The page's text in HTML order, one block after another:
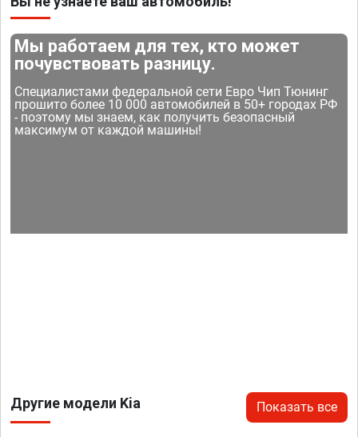
Мы работаем для тех, кто может
почувствовать разницу.
Специалистами федеральной сети Евро Чип Тюнинг
прошито более 10 000 автомобилей в 50+ городах РФ
- поэтому мы знаем, как получить безопасный
максимум от каждой машины!
Другие модели Kia Показать все